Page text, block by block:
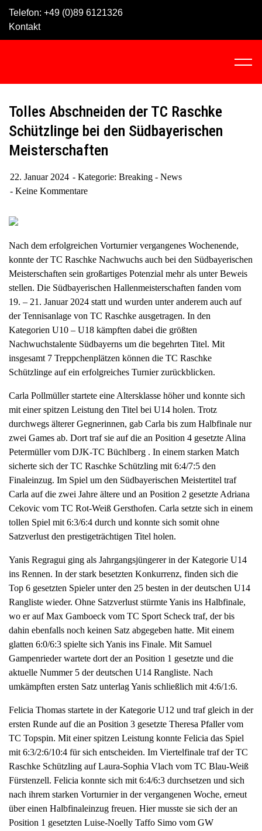
Telefon: +49 (0)89 6121326
Kontakt
C
n
a
v
i
Tolles Abschneiden der TC Raschke
Schützlinge bei den Südbayerischen
Meisterschaften
22. Januar 2024 Kategorie: Breaking - News
Keine Kommentare
Nach dem erfolgreichen Vorturnier vergangenes Wochenende,
konnte der TC Raschke Nachwuchs auch bei den Südbayerischen
Meisterschaften sein großartiges Potenzial mehr als unter Beweis
stellen. Die Südbayerischen Hallenmeisterschaften fanden vom
19. – 21. Januar 2024 statt und wurden unter anderem auch auf
der Tennisanlage von TC Raschke ausgetragen. In den
Kategorien U10 – U18 kämpften dabei die größten
Nachwuchstalente Südbayerns um die begehrten Titel. Mit
insgesamt 7 Treppchenplätzen können die TC Raschke
Schützlinge auf ein erfolgreiches Turnier zurückblicken.
Carla Pollmüller startete eine Altersklasse höher und konnte sich
mit einer spitzen Leistung den Titel bei U14 holen. Trotz
durchwegs älterer Gegnerinnen, gab Carla bis zum Halbfinale nur
zwei Games ab. Dort traf sie auf die an Position 4 gesetzte Alina
Petermüller vom DJK-TC Büchlberg . In einem starken Match
sicherte sich der TC Raschke Schützling mit 6:4/7:5 den
Finaleinzug. Im Spiel um den Südbayerischen Meistertitel traf
Carla auf die zwei Jahre ältere und an Position 2 gesetzte Adriana
Cekovic vom TC Rot-Weiß Gersthofen. Carla setzte sich in einem
tollen Spiel mit 6:3/6:4 durch und konnte sich somit ohne
Satzverlust den prestigeträchtigen Titel holen.
Yanis Regragui ging als Jahrgangsjüngerer in der Kategorie U14
ins Rennen. In der stark besetzten Konkurrenz, finden sich die
Top 6 gesetzten Spieler unter den 25 besten in der deutschen U14
Rangliste wieder. Ohne Satzverlust stürmte Yanis ins Halbfinale,
wo er auf Max Gamboeck vom TC Sport Scheck traf, der bis
dahin ebenfalls noch keinen Satz abgegeben hatte. Mit einem
glatten 6:0/6:3 spielte sich Yanis ins Finale. Mit Samuel
Gampenrieder wartete dort der an Position 1 gesetzte und die
aktuelle Nummer 5 der deutschen U14 Rangliste. Nach
umkämpften ersten Satz unterlag Yanis schließlich mit 4:6/1:6.
Felicia Thomas startete in der Kategorie U12 und traf gleich in der
ersten Runde auf die an Position 3 gesetzte Theresa Pfaller vom
TC Topspin. Mit einer spitzen Leistung konnte Felicia das Spiel
mit 6:3/2:6/10:4 für sich entscheiden. Im Viertelfinale traf der TC
Raschke Schützling auf Laura-Sophia Vlach vom TC Blau-Weiß
Fürstenzell. Felicia konnte sich mit 6:4/6:3 durchsetzen und sich
nach ihrem starken Vorturnier in der vergangenen Woche, erneut
über einen Halbfinaleinzug freuen. Hier musste sie sich der an
Position 1 gesetzten Luise-Noelly Taffo Simo vom GW